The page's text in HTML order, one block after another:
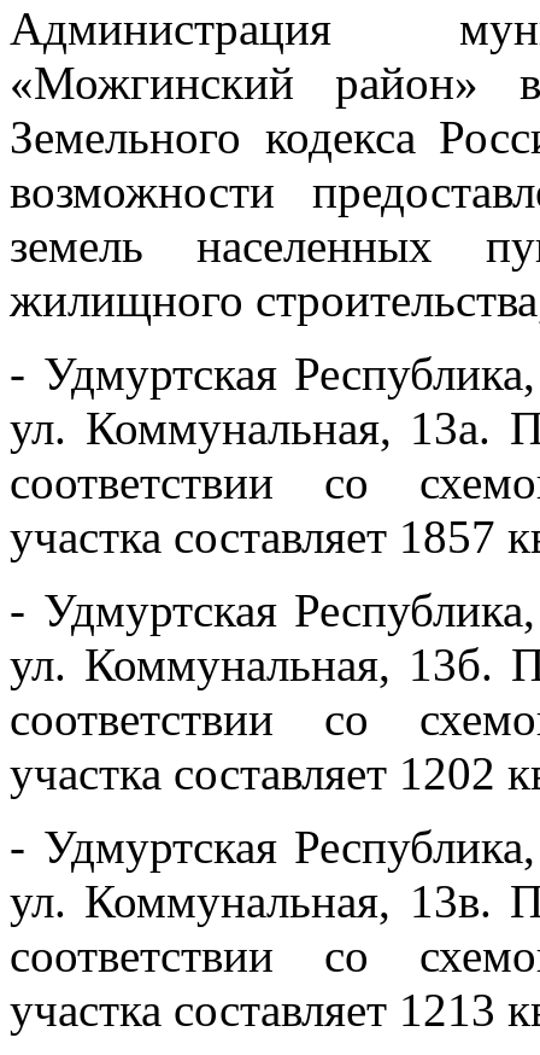
Администрация
«Можгинский район»
Земельного кодекса
возможности
земель населенных
жилищного
- Удмуртская
ул. Коммунальная, 13а.
соответствии со
участка составляет 1857
- Удмуртская
ул. Коммунальная, 13б.
соответствии со
участка составляет 1202
- Удмуртская
ул. Коммунальная, 13в.
соответствии со
участка составляет 1213